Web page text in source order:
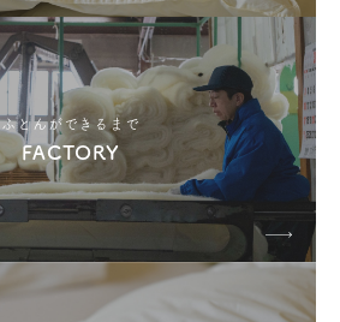
ふとんができるまで
FACTORY